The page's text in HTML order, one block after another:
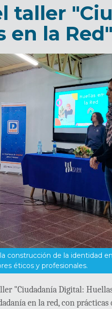
taller
en la Red"
construcción de la identidad
éticos y profesionales.
"Ciudadanía Digital:
en la red, con